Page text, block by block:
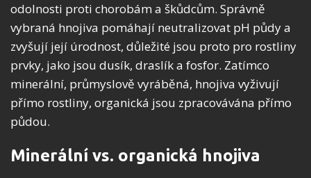
odolnosti proti chorobám a škůdcům. Správně
vybraná hnojiva pomáhají neutralizovat pH půdy a
zvyšují její úrodnost, důležité jsou proto pro rostliny
prvky, jako jsou dusík, draslík a fosfor. Zatímco
minerální, průmyslově vyráběná, hnojiva vyživují
přímo rostliny, organická jsou zpracovávána přímo
půdou.
Minerální vs. organická hnojiva